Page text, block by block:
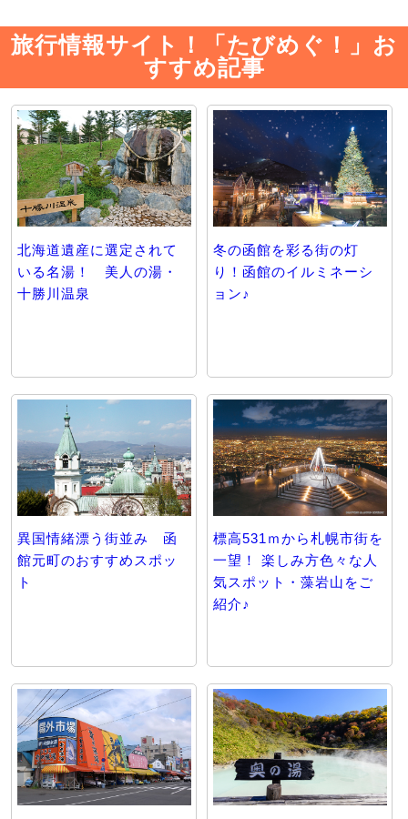
旅行情報サイト！「たびめぐ！」お
すすめ記事
北海道遺産に選定されて
いる名湯！ 美人の湯・
十勝川温泉
冬の函館を彩る街の灯
り！函館のイルミネーシ
ョン♪
異国情緒漂う街並み 函
館元町のおすすめスポッ
ト
標高531ｍから札幌市街を
一望！ 楽しみ方色々な人
気スポット・藻岩山をご
紹介♪